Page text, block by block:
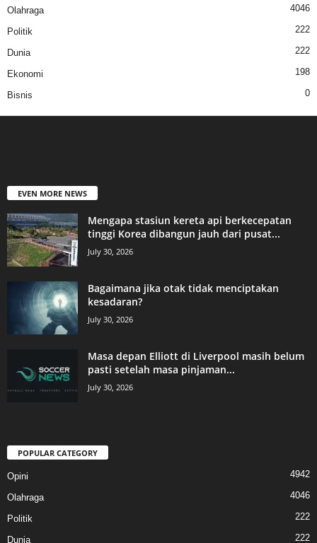
Olahraga 4046
Politik 222
Dunia 222
Ekonomi 198
Bisnis 0
EVEN MORE NEWS
Mengapa stasiun kereta api berkecepatan
tinggi Korea dibangun jauh dari pusat...
July 30, 2026
Bagaimana jika otak tidak menciptakan
kesadaran?
July 30, 2026
Masa depan Elliott di Liverpool masih belum
pasti setelah masa pinjaman...
July 30, 2026
POPULAR CATEGORY
Opini 4942
Olahraga 4046
Politik 222
Dunia 222